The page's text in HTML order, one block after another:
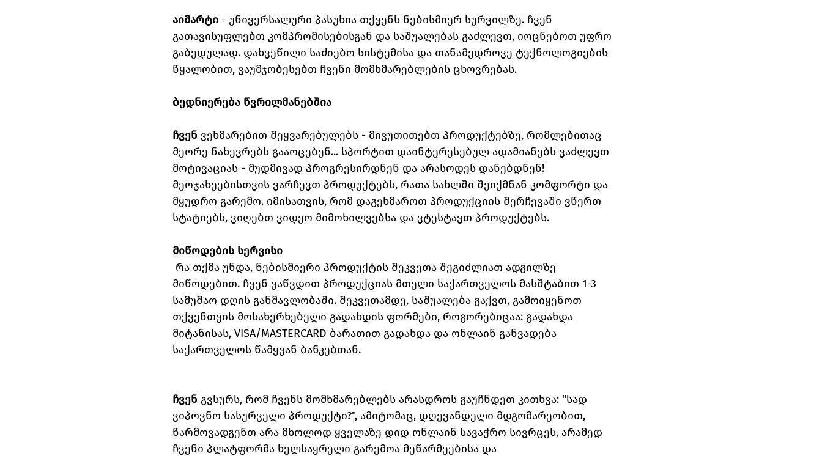
აიმარტი - უნივერსალური პასუხია თქვენს ნებისმიერ სურვილზე. ჩვენ
გათავისუფლებთ კომპრომისებისგან და საშუალებას გაძლევთ, იოცნებოთ უფრო
გაბედულად. დახვეწილი საძიებო სისტემისა და თანამედროვე ტექნოლოგიების
წყალობით, ვაუმჯობესებთ ჩვენი მომხმარებლების ცხოვრებას.
ბედნიერება წვრილმანებშია
ჩვენ ვეხმარებით შეყვარებულებს - მივუთითებთ პროდუქტებზე, რომლებითაც
მეორე ნახევრებს გააოცებენ... სპორტით დაინტერესებულ ადამიანებს ვაძლევთ
მოტივაციას - მუდმივად პროგრესირდნენ და არასოდეს დანებდნენ!
მეოჯახეებისთვის ვარჩევთ პროდუქტებს, რათა სახლში შეიქმნან კომფორტი და
მყუდრო გარემო. იმისათვის, რომ დაგეხმაროთ პროდუქციის შერჩევაში ვწერთ
სტატიებს, ვიღებთ ვიდეო მიმოხილვებსა და ვტესტავთ პროდუქტებს.
მიწოდების სერვისი
რა თქმა უნდა, ნებისმიერი პროდუქტის შეკვეთა შეგიძლიათ ადგილზე
მიწოდებით. ჩვენ ვაწვდით პროდუქციას მთელი საქართველოს მასშტაბით 1-3
სამუშაო დღის განმავლობაში. შეკვეთამდე, საშუალება გაქვთ, გამოიყენოთ
თქვენთვის მოსახერხებელი გადახდის ფორმები, როგორებიცაა: გადახდა
მიტანისას, VISA/MASTERCARD ბარათით გადახდა და ონლაინ განვადება
საქართველოს წამყვან ბანკებთან.
ჩვენ გვსურს, რომ ჩვენს მომხმარებლებს არასდროს გაუჩნდეთ კითხვა: "სად
ვიპოვნო სასურველი პროდუქტი?", ამიტომაც, დღევანდელი მდგომარეობით,
წარმოვადგენთ არა მხოლოდ ყველაზე დიდ ონლაინ სავაჭრო სივრცეს, არამედ
ჩვენი პლატფორმა ხელსაყრელი გარემოა მეწარმეებისა და